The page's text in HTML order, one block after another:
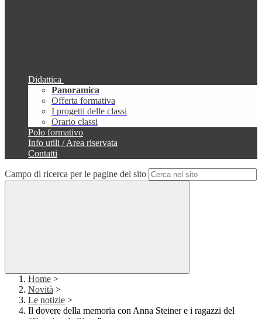
Didattica
Panoramica
Offerta formativa
I progetti delle classi
Orario classi
Polo formativo
Info utili / Area riservata
Contatti
Campo di ricerca per le pagine del sito
Home >
Novità >
Le notizie >
Il dovere della memoria con Anna Steiner e i ragazzi del